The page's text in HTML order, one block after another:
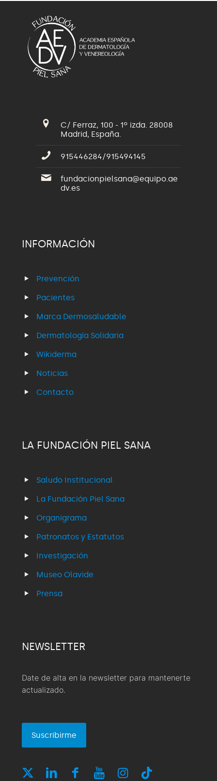
C/ Ferraz, 100 - 1º izda. 28008
Madrid, España.
915446284/915494145
fundacionpielsana@equipo.ae
dv.es
INFORMACIÓN
Prevención
Pacientes
Marca Dermosaludable
Dermatología Solidaria
Wikiderma
Noticias
Contacto
LA FUNDACIÓN PIEL SANA
Saludo Institucional
La Fundación Piel Sana
Organigrama
Patronatos y Estatutos
Investigación
Museo Olavide
Prensa
NEWSLETTER
Date de alta en la newsletter para mantenerte
actualizado.
Suscribirme